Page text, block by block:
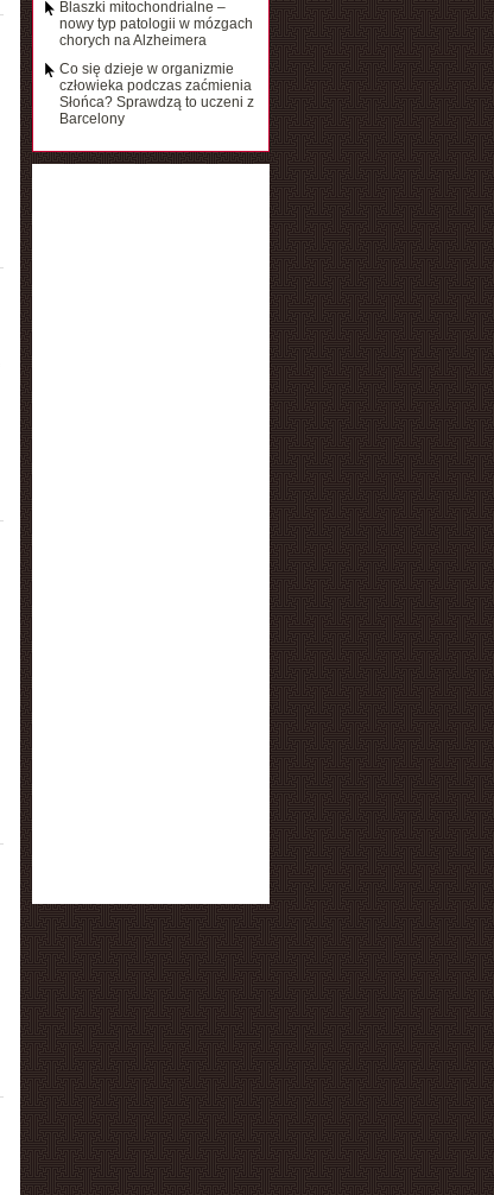
Blaszki mitochondrialne –
nowy typ patologii w mózgach
chorych na Alzheimera
Co się dzieje w organizmie
człowieka podczas zaćmienia
Słońca? Sprawdzą to uczeni z
Barcelony